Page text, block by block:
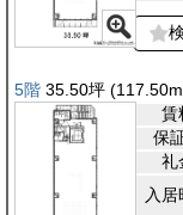
5階 35.50坪 (117.50m
賃
保
礼
入居